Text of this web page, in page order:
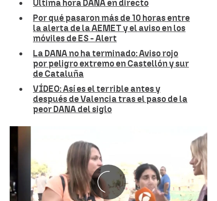
Última hora DANA en directo
Por qué pasaron más de 10 horas entre
la alerta de la AEMET y el aviso en los
móviles de ES - Alert
La DANA no ha terminado: Aviso rojo
por peligro extremo en Castellón y sur
de Cataluña
VÍDEO: Así es el terrible antes y
después de Valencia tras el paso de la
peor DANA del siglo